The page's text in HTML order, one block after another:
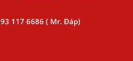
117 6686 ( Mr. Đáp)